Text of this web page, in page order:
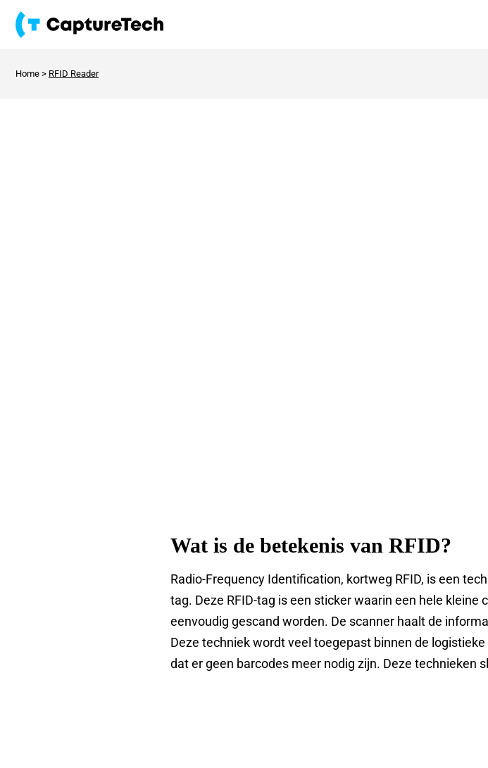
Home > RFID Reader
Wat is de betekenis van RFID?
Radio-Frequency Identification, kortweg RFID, is een
tag. Deze RFID-tag is een sticker waarin een hele
eenvoudig gescand worden. De scanner haalt de
Deze techniek wordt veel toegepast binnen de
dat er geen barcodes meer nodig zijn. Deze technieken